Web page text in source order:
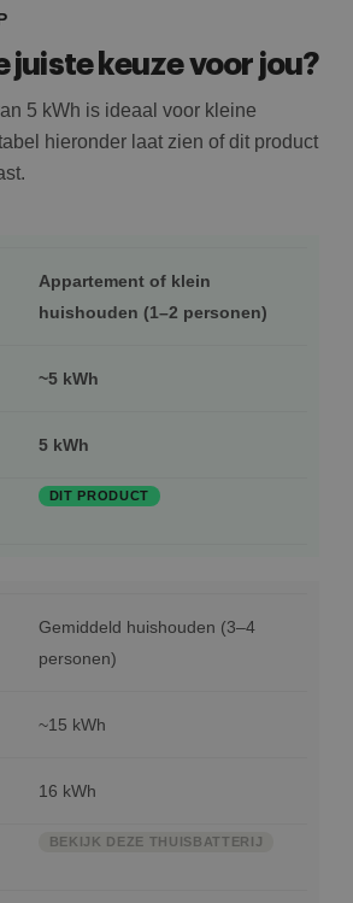
juiste keuze voor jou?
5 kWh is ideaal voor kleine
hieronder laat zien of dit product
Appartement of klein
huishouden (1–2 personen)
~5 kWh
5 kWh
DIT PRODUCT
Gemiddeld huishouden (3–4
personen)
~15 kWh
16 kWh
BEKIJK DEZE THUISBATTERIJ